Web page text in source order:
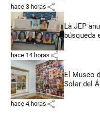
hace 3 horas share
La JEP
búsqueda
hace 14 horas share
El Museo
Solar del
hace 4 horas share